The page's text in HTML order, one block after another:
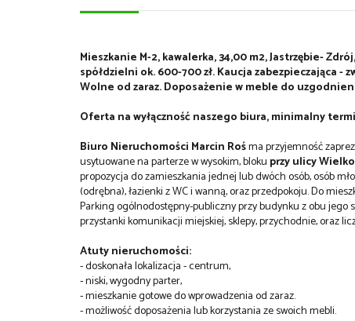
Mieszkanie M-2, kawalerka, 34,00 m2, Jastrzębie-
spółdzielni ok. 600-700 zł. Kaucja zabezpieczająca
Wolne od zaraz. Doposażenie w meble do
Oferta na wyłączność naszego biura, minimalny
Biuro Nieruchomości Marcin Rośma przyjemność
usytuowane na parterze w wysokim, bloku przy ulicy
propozycja do zamieszkania jednej lub dwóch osób, osób
(odrębna), łazienki z WC i wanną, oraz przedpokoju. Do
Parking ogólnodostępny-publiczny przy budynku z obu jego
przystanki komunikacji miejskiej, sklepy, przychodnie, oraz
Atuty nieruchomości:
- doskonała lokalizacja - centrum,
- niski, wygodny parter,
- mieszkanie gotowe do wprowadzenia od zaraz.
- możliwość doposażenia lub korzystania ze swoich mebli.